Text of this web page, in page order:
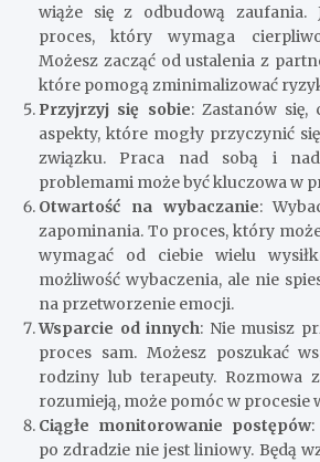
wiąże się z odbudową zaufania.
proces, który wymaga
Możesz zacząć od ustalenia z
które pomogą zminimalizować
Przyjrzyj się sobie: Zastanów się,
aspekty, które mogły przyczynić
związku. Praca nad sobą i
problemami może być kluczowa w
Otwartość na wybaczanie:
zapominania. To proces, który
wymagać od ciebie wielu
możliwość wybaczenia, ale nie
na przetworzenie emocji.
Wsparcie od innych: Nie musisz
proces sam. Możesz poszukać
rodziny lub terapeuty. Rozmowa
rozumieją, może pomóc w procesie
Ciągłe monitorowanie postępów:
po zdradzie nie jest liniowy. Będą